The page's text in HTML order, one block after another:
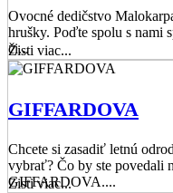
Ovocné dedičstvo
hrušky. Poďte spolu s nami
či...
Zisti viac...
GIFFARDOVA
Chcete si zasadiť letnú
vybrať? Čo by ste povedali
GIFFARDOVA....
Zisti viac...